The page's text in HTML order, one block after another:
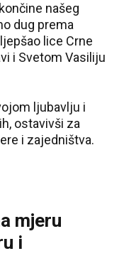
našeg
dug prema
lice Crne
i Svetom Vasiliju
ljubavlju i
ostavivši za
i zajedništva.
mjeru
i